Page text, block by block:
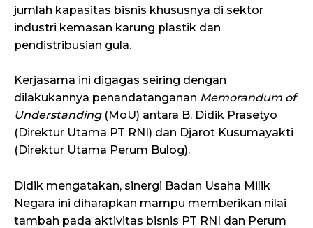
jumlah kapasitas bisnis khususnya di sektor
industri kemasan karung plastik dan
pendistribusian gula.
Kerjasama ini digagas seiring dengan
dilakukannya penandatanganan Memorandum of
Understanding(MoU) antara B. Didik Prasetyo
(Direktur Utama PT RNI) dan Djarot Kusumayakti
(Direktur Utama Perum Bulog).
Didik mengatakan, sinergi Badan Usaha Milik
Negara ini diharapkan mampu memberikan nilai
tambah pada aktivitas bisnis PT RNI dan Perum